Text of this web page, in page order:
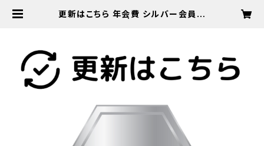
更新はこちら 年会費 シルバー会員様